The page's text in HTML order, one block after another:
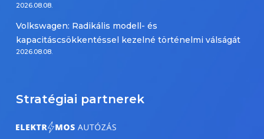
2026.08.08.
Volkswagen: Radikális modell- és
kapacitáscsökkentéssel kezelné történelmi válságát
2026.08.08.
Stratégiai partnerek